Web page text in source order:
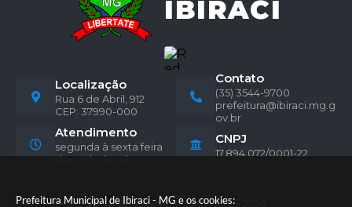
Prefeitura Municipal de Ibiraci - MG e os cookies:
Localização
Rua 6 de Abril, 912
CEP: 37990-000
Contato
(35) 3544-9700
prefeitura@ibiraci.mg.g
ov.br
Atendimento
segunda à sexta feira
das 08hs às 16hs.
CNPJ
17.894.072/0001-22
Versão do Sistema: 3.5.3 - 19/06/2026